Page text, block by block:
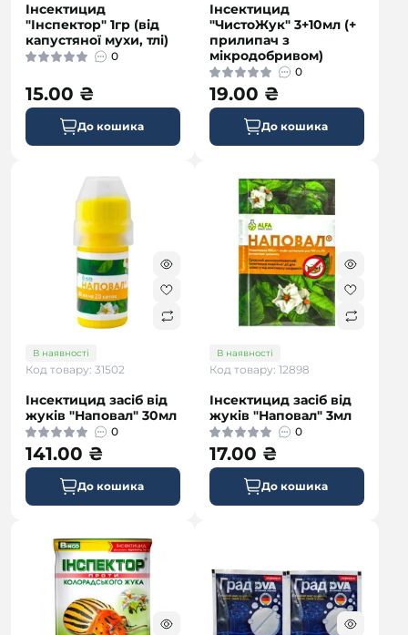
Інсектицид
"Інспектор" 1гр (від
капустяної мухи, тлі)
0
15.00 ₴
До кошика
Інсектицид
"ЧистоЖук" 3+10мл (+
прилипач з
мікродобривом)
0
19.00 ₴
До кошика
В наявності
Код товару: 31502
Інсектицид засіб від
жуків "Наповал" 30мл
0
141.00 ₴
До кошика
В наявності
Код товару: 12898
Інсектицид засіб від
жуків "Наповал" 3мл
0
17.00 ₴
До кошика